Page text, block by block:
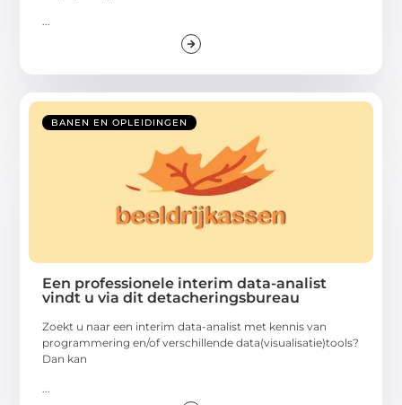
...
BANEN EN OPLEIDINGEN
Een professionele interim data-analist
vindt u via dit detacheringsbureau
Zoekt u naar een interim data-analist met kennis van
programmering en/of verschillende data(visualisatie)tools?
Dan kan